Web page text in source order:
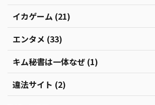
イカゲーム (21)
エンタメ (33)
キム秘書は一体なぜ (1)
違法サイト (2)